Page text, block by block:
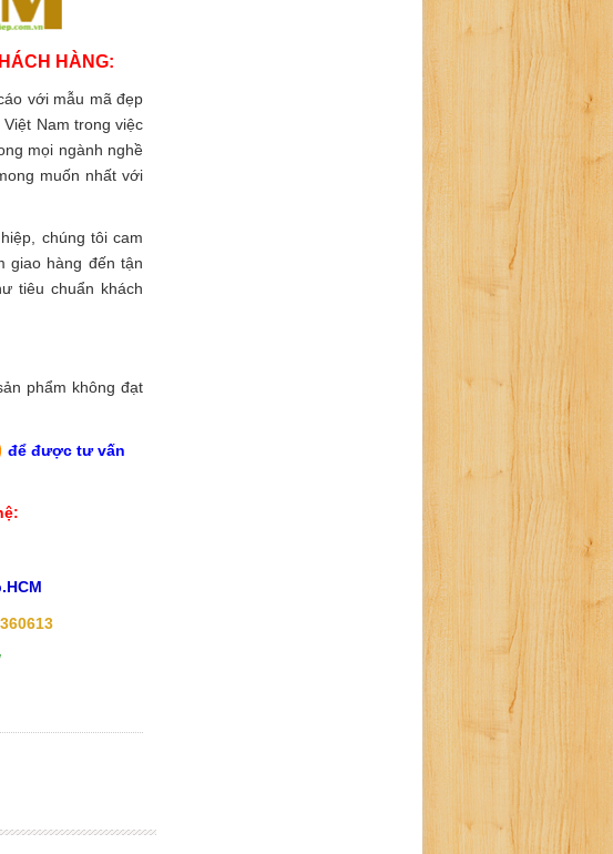
HÀNG:
với mẫu mã đẹp
Nam trong việc
mọi ngành nghề
muốn nhất với
chúng tôi cam
giao hàng đến tận
tiêu chuẩn khách
phẩm không đạt
để được tư vấn